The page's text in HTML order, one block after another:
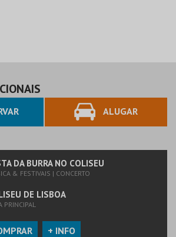
ALUGAR
DA BURRA NO COLISEU
& FESTIVAIS | CONCERTO
DE LISBOA
PRINCIPAL
+ INFO